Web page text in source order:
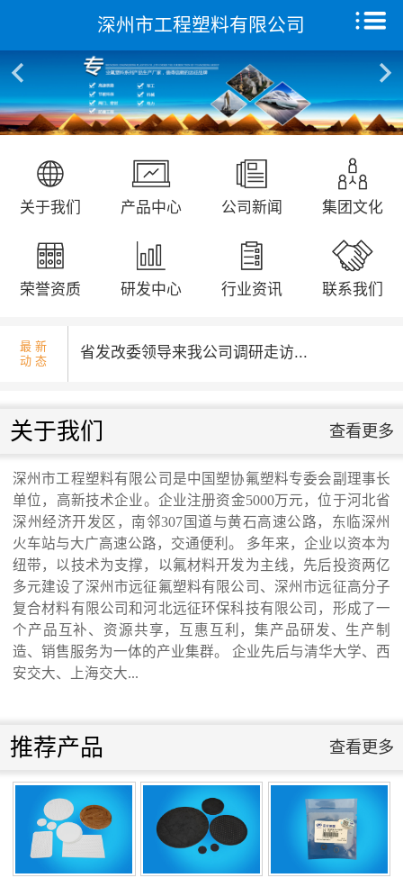
深州市工程塑料有限公司
关于我们 产品中心 公司新闻 集团文化
荣誉资质 研发中心 行业资讯 联系我们
最 新
动 态
核酸检测演练...
国庆升旗仪式...
省发改委领导来我公司调研走访...
交通运输行业标准《桥梁支座用高分子材料
滑板》 送审稿审查会在京召开...
河北省科学院与远征环保科技有限公司能源
式...
氟塑料行业兴氟沙龙...
关于我们 查看更多
深州市工程塑料有限公司是中国塑协氟塑料专委会副理事长
单位，高新技术企业。企业注册资金5000万元，位于河北省
深州经济开发区，南邻307国道与黄石高速公路，东临深州
火车站与大广高速公路，交通便利。 多年来，企业以资本为
纽带，以技术为支撑，以氟材料开发为主线，先后投资两亿
多元建设了深州市远征氟塑料有限公司、深州市远征高分子
复合材料有限公司和河北远征环保科技有限公司，形成了一
个产品互补、资源共享，互惠互利，集产品研发、生产制
造、销售服务为一体的产业集群。 企业先后与清华大学、西
安交大、上海交大...
推荐产品 查看更多
首页
关于我们
产品中心
远征研发中心
集团文化
新闻动态